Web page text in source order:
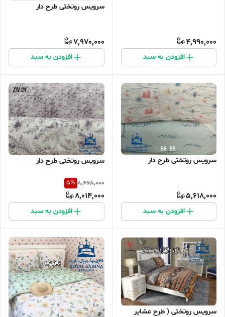
4,990,000
افزودن به سبد
سرویس روتختی طرح دار
7,970,000
افزودن به سبد
سرویس روتختی طرح دار
5,618,000
افزودن به سبد
سرویس روتختی طرح دار
8,468,000
5%
8,014,000
افزودن به سبد
سرویس روتختی ( طرح عشایر